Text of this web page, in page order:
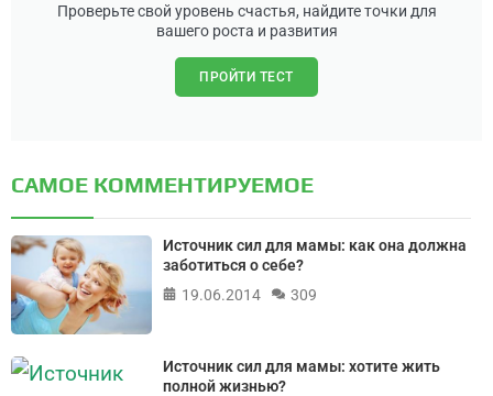
Проверьте свой уровень счастья, найдите точки для
вашего роста и развития
ПРОЙТИ ТЕСТ
САМОЕ КОММЕНТИРУЕМОЕ
Источник сил для мамы: как она должна
заботиться о себе?
19.06.2014
309
Источник сил для мамы: хотите жить
полной жизнью?